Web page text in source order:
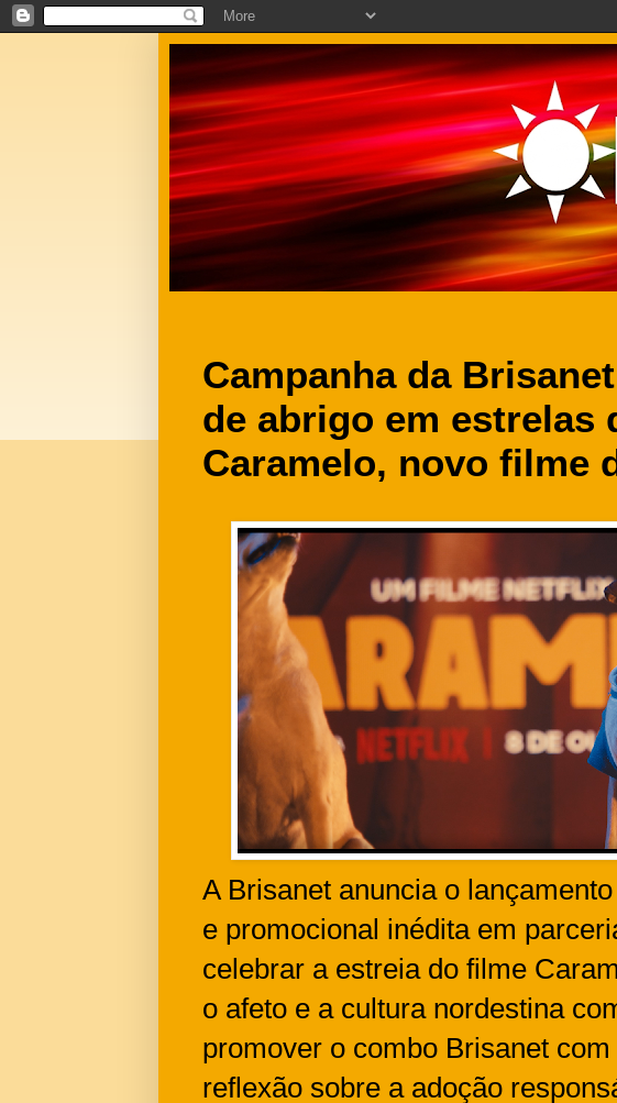
Campanha da
de abrigo em estrelas
Caramelo, novo filme
A Brisanet anuncia o
e promocional inédita em
celebrar a estreia do filme
o afeto e a cultura nordestina
promover o combo Brisanet
reflexão sobre a adoção